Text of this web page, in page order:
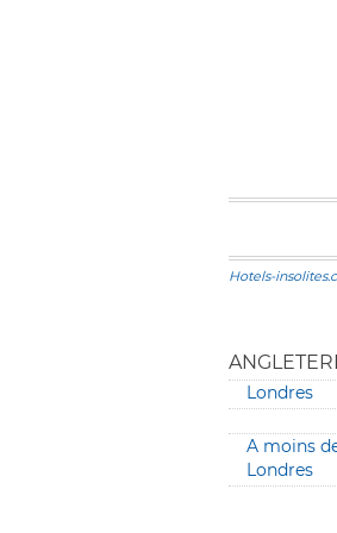
Hotels-
Londres
A moins
Londres